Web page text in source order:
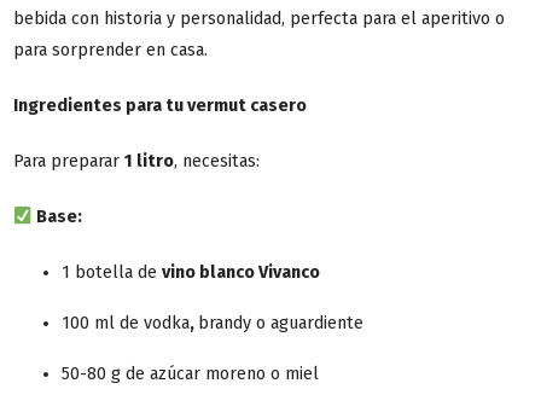
bebida con historia y personalidad, perfecta para el aperitivo o
para sorprender en casa.
Ingredientes para tu vermut casero
Para preparar 1 litro, necesitas:
Base:
1 botella de vino blanco Vivanco
100 ml de vodka, brandy o aguardiente
50-80 g de azúcar moreno o miel